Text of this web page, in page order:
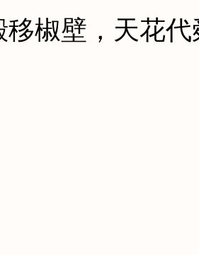
壁，天花代